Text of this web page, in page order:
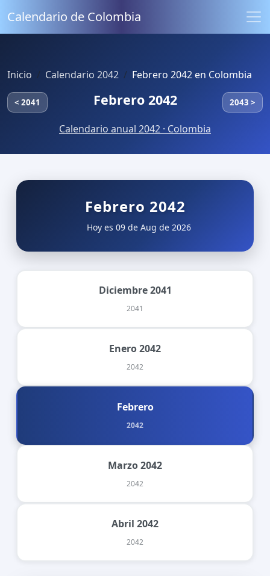
Calendario de Colombia
Inicio Calendario 2042 Febrero 2042 en Colombia
< 2041 Febrero 2042 2043 >
Calendario anual 2042 · Colombia
Febrero 2042
Hoy es 09 de Aug de 2026
Diciembre 2041
2041
Enero 2042
2042
Febrero
2042
Marzo 2042
2042
Abril 2042
2042